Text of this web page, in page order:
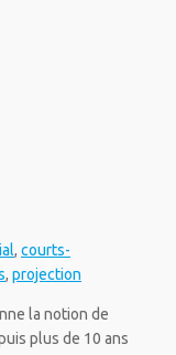
, courts-
, projection
la notion de
plus de 10 ans